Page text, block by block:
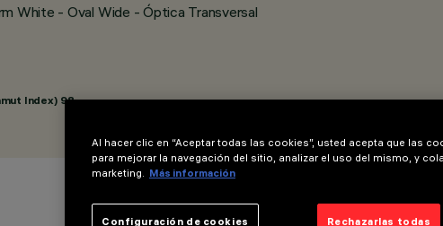
White - Oval Wide - Óptica Transversal
Index) 98
Al hacer clic en “Aceptar todas las cookies”, usted acepta que las
para mejorar la navegación del sitio, analizar el uso del mismo, y
marketing. Más información
Rechazarlas todas
Configuración de cookies